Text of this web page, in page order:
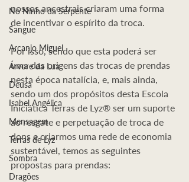
No Ninho da Serpente
Sangue
Arcanjo Miguel
Árvore da Lua
Deusa
Isabel Angélica
Mensagem
Terras de Lyz
Sombra
Dragões
nossos ancestrais criaram uma forma
de incentivar o espírito da troca.
Por isso, sendo que esta poderá ser
uma das origens das trocas de prendas
nesta época natalícia, e, mais ainda,
sendo um dos propósitos desta Escola
Iniciática Terras de Lyz® ser um suporte
ao resgate e perpetuação de troca de
dons e criarmos uma rede de economia
sustentável, temos as seguintes
propostas para prendas: